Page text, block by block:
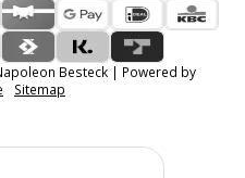
Besteck | Powered by
Sitemap